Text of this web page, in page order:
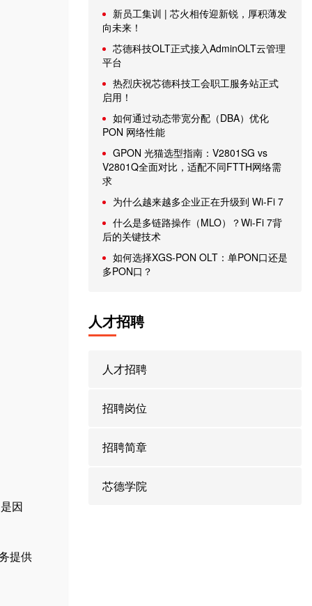
因
提供
新员工集训 | 芯火相传迎新锐，厚积薄发
向未来！
芯德科技OLT正式接入AdminOLT云管理
平台
热烈庆祝芯德科技工会职工服务站正式
启用！
如何通过动态带宽分配（DBA）优化
PON 网络性能
GPON 光猫选型指南：V2801SG vs
V2801Q全面对比，适配不同FTTH网络需
求
为什么越来越多企业正在升级到 Wi-Fi 7
什么是多链路操作（MLO）？Wi-Fi 7背
后的关键技术
如何选择XGS-PON OLT：单PON口还是
多PON口？
人才招聘
人才招聘
招聘岗位
招聘简章
芯德学院